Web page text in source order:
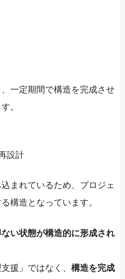
一定期間で構造を完成させ
。
設計
まれているため、プロジェ
構造となっています。
い状態が構造的に形成され
援」ではなく、 構造を完成